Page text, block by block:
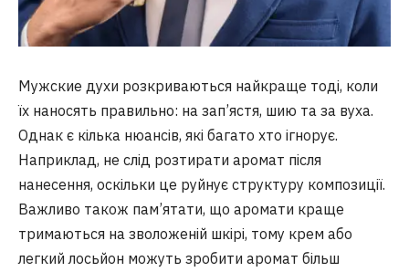
Мужские духи розкриваються найкраще тоді, коли
їх наносять правильно: на зап’ястя, шию та за вуха.
Однак є кілька нюансів, які багато хто ігнорує.
Наприклад, не слід розтирати аромат після
нанесення, оскільки це руйнує структуру композиції.
Важливо також пам’ятати, що аромати краще
тримаються на зволоженій шкірі, тому крем або
легкий лосьйон можуть зробити аромат більш